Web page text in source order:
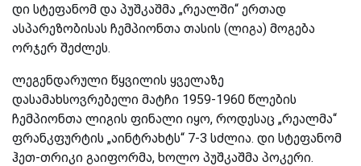
დი სტეფანომ და პუშკაშმა „რეალში“ ერთად
ასპარეზობისას ჩემპიონთა თასის (ლიგა) მოგება
ორჯერ შეძლეს.
ლეგენდარული წყვილის ყველაზე
დასამახსოვრებელი მატჩი 1959-1960 წლების
ჩემპიონთა ლიგის ფინალი იყო, როდესაც „რეალმა“
ფრანკფურტის „აინტრახტს“ 7-3 სძლია. დი სტეფანომ
ჰეთ-თრიკი გაიფორმა, ხოლო პუშკაშმა პოკერი.